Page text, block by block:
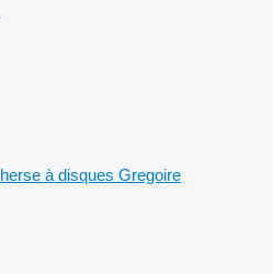
herse à disques Gregoire